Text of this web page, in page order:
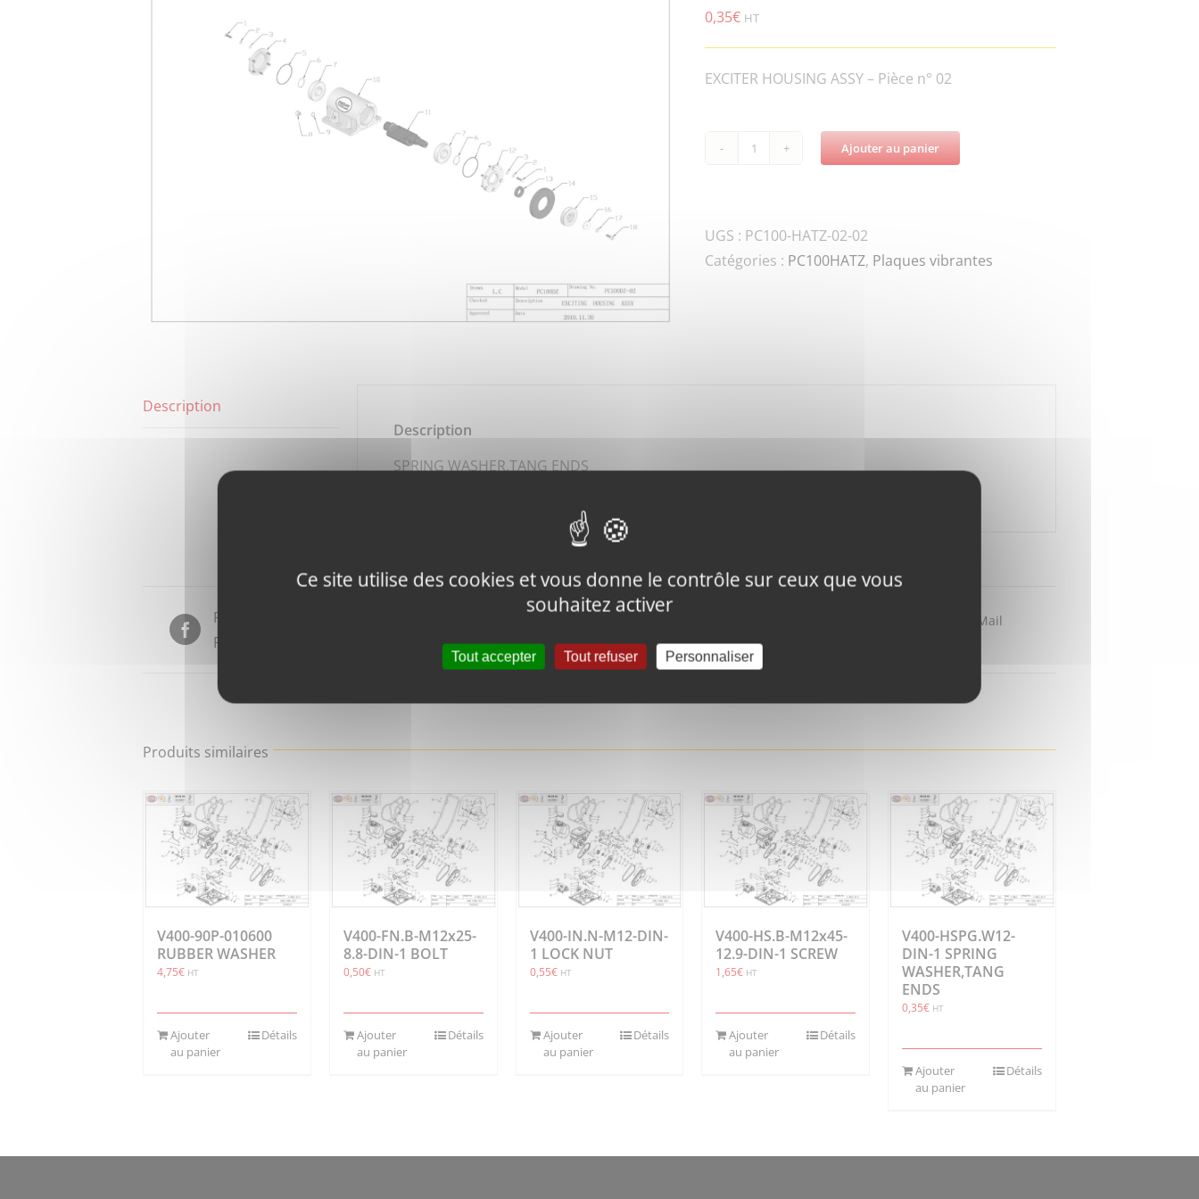
0,35€ HT
EXCITER HOUSING ASSY – Pièce n° 02
quantité
HSPG.W8-
DIN-
Ajouter au panier
UGS : PC100-HATZ-02-02
Catégories : PC100HATZ, Plaques vibrantes
Description
Description
SPRING WASHER,TANG ENDS
Partager sur
Facebook
produit
produit
Partager par Mail
Produits similaires
V400-90P-010600
RUBBER WASHER
4,75€ HT
Ajouter
au panier
Détails
V400-FN.B-M12x25-
8.8-DIN-1 BOLT
0,50€ HT
Ajouter
au panier
Détails
V400-IN.N-M12-DIN-
1 LOCK NUT
0,55€ HT
Ajouter
au panier
Détails
V400-HS.B-M12x45-
12.9-DIN-1 SCREW
1,65€ HT
Ajouter
au panier
Détails
V400-HSPG.W12-
DIN-1 SPRING
WASHER,TANG
ENDS
0,35€ HT
Ajouter
au panier
Détails
Ce site utilise des cookies et vous donne le contrôle sur ceux que vous
souhaitez activer
Tout accepter Tout refuser Personnaliser